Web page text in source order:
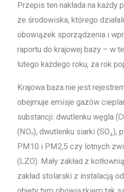
Przepis ten nakłada na
ze środowiska, którego
obowiązek sporządzenia i
raportu do krajowej bazy – w
lutego każdego roku, za rok
Krajowa baza nie jest
obejmuje emisje gazów
substancji: dwutlenku węgla
(NOₓ), dwutlenku siarki (SO₂),
PM10 i PM2,5 czy lotnych
(LZO). Mały zakład z
zakład stolarski z instalacją